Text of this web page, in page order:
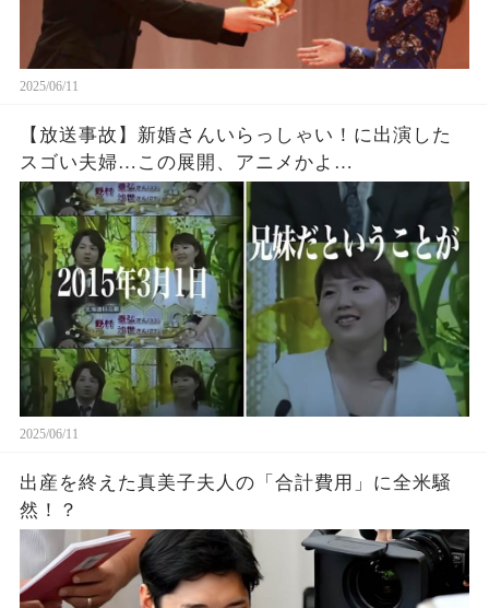
2025/06/11
【放送事故】新婚さんいらっしゃい！に出演した
スゴい夫婦…この展開、アニメかよ…
2025/06/11
出産を終えた真美子夫人の「合計費用」に全米騒
然！？